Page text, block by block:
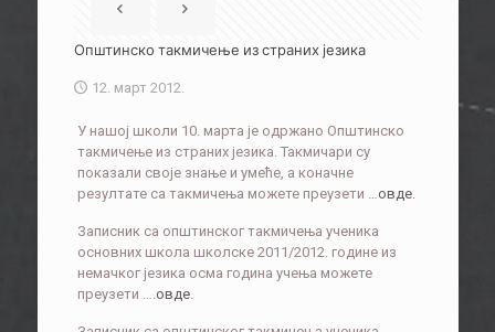
Општинско такмичење из страних језика
12. март 2012.
У нашој школи 10. марта је одржано Општинско
такмичење из страних језика. Такмичари су
показали своје знање и умеће, а коначне
резултате са такмичења можете преузети …овде.
Записник са општинског такмичења ученика
основних школа школске 2011/2012. године из
немачког језика осма година учења можете
преузети ….овде.